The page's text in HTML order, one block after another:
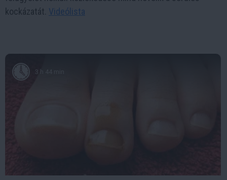
kockázatát. Videólista
3 h 44 min